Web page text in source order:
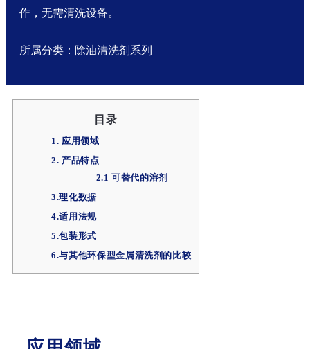
作，无需清洗设备。
所属分类： 除油清洗剂系列
目录
1. 应用领域
2. 产品特点
2.1 可替代的溶剂
3.理化数据
4.适用法规
5.包装形式
6.与其他环保型金属清洗剂的比较